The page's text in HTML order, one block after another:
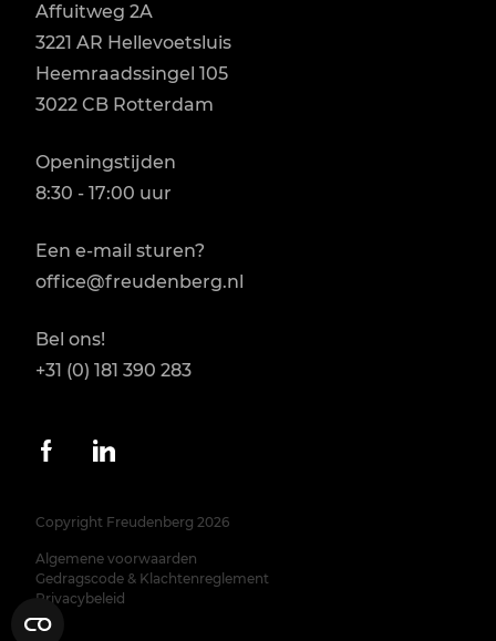
Affuitweg 2A
3221 AR Hellevoetsluis
Heemraadssingel 105
3022 CB Rotterdam
Openingstijden
8:30 - 17:00 uur
Een e-mail sturen?
office@freudenberg.nl
Bel ons!
+31 (0) 181 390 283
Copyright Freudenberg 2026
Algemene voorwaarden
Gedragscode & Klachtenreglement
Privacybeleid